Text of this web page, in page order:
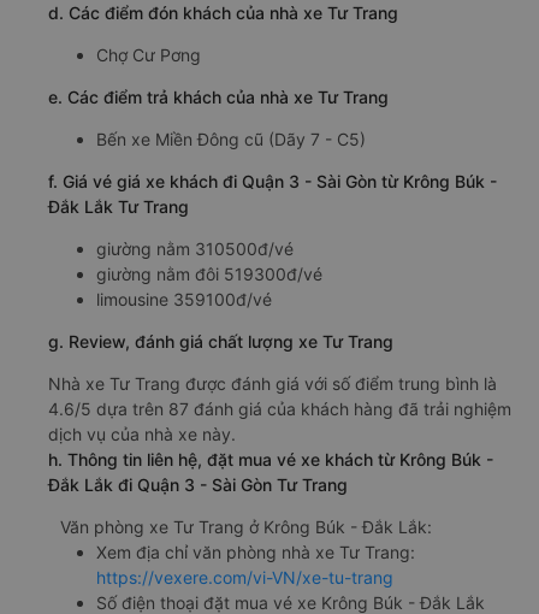
d. Các điểm đón khách của nhà xe Tư Trang
Chợ Cư Pơng
e. Các điểm trả khách của nhà xe Tư Trang
Bến xe Miền Đông cũ (Dãy 7 - C5)
f. Giá vé giá xe khách đi Quận 3 - Sài Gòn từ Krông Búk -
Đắk Lắk Tư Trang
giường nằm 310500đ/vé
giường nằm đôi 519300đ/vé
limousine 359100đ/vé
g. Review, đánh giá chất lượng xe Tư Trang
Nhà xe Tư Trang được đánh giá với số điểm trung bình là
4.6/5 dựa trên 87 đánh giá của khách hàng đã trải nghiệm
dịch vụ của nhà xe này.
h. Thông tin liên hệ, đặt mua vé xe khách từ Krông Búk -
Đắk Lắk đi Quận 3 - Sài Gòn Tư Trang
Văn phòng xe Tư Trang ở Krông Búk - Đắk Lắk:
Xem địa chỉ văn phòng nhà xe Tư Trang:
https://vexere.com/vi-VN/xe-tu-trang
Số điện thoại đặt mua vé xe Krông Búk - Đắk Lắk